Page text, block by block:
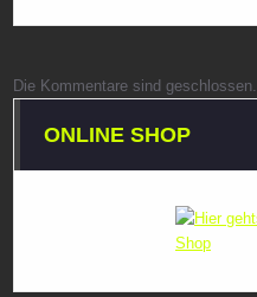
Die Kommentare sind geschlossen.
ONLINE SHOP